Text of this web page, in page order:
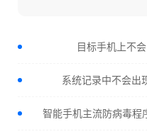
目标手机上不
系统记录中不会出
智能手机主流防病毒程